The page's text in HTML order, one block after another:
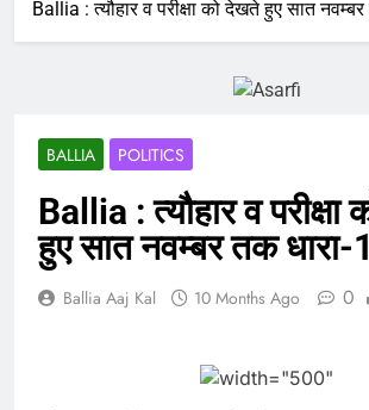
Ballia : त्यौहार व परीक्षा को देखते हुए सात
BALLIA POLITICS
Ballia : त्यौहार व
हुए सात नवम्बर तक
Ballia Aaj Kal 10 Months Ago 0